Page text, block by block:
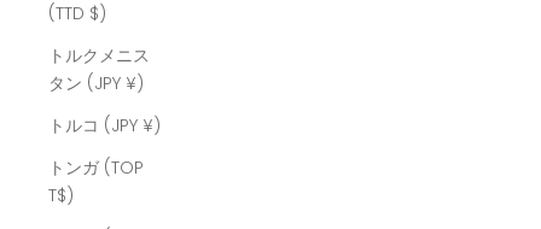
(TTD $)
トルクメニス
タン (JPY ¥)
トルコ (JPY ¥)
トンガ (TOP
T$)